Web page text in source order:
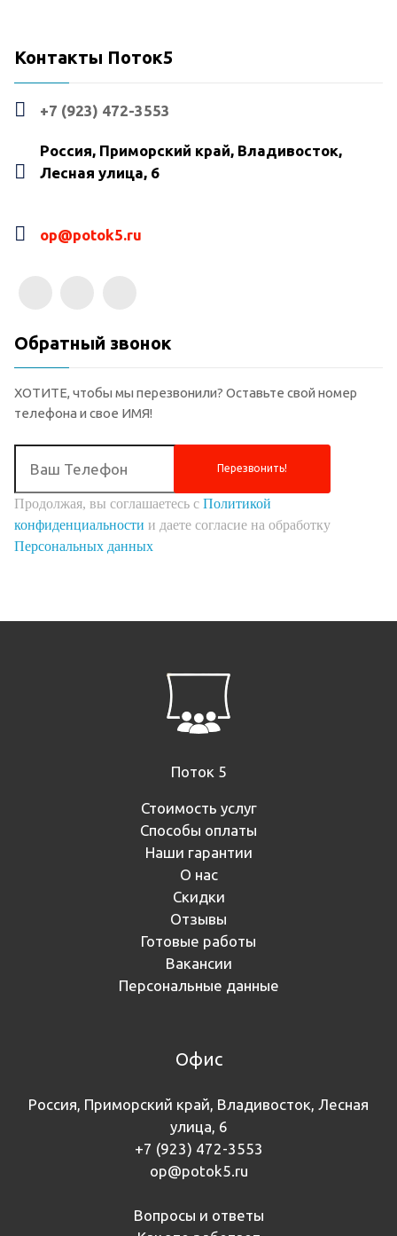
Контакты Поток5
+7 (923) 472-3553
Россия, Приморский край, Владивосток,
Лесная улица, 6
op@potok5.ru
Обратный звонок
ХОТИТЕ, чтобы мы перезвонили? Оставьте свой номер
телефона и свое ИМЯ!
Перезвонить!
Продолжая, вы соглашаетесь с Политикой
конфиденциальности и даете согласие на обработку
Персональных данных
Поток 5
Стоимость услуг
Способы оплаты
Наши гарантии
О нас
Скидки
Отзывы
Готовые работы
Вакансии
Персональные данные
Офис
Россия, Приморский край, Владивосток, Лесная
улица, 6
+7 (923) 472-3553
op@potok5.ru
Вопросы и ответы